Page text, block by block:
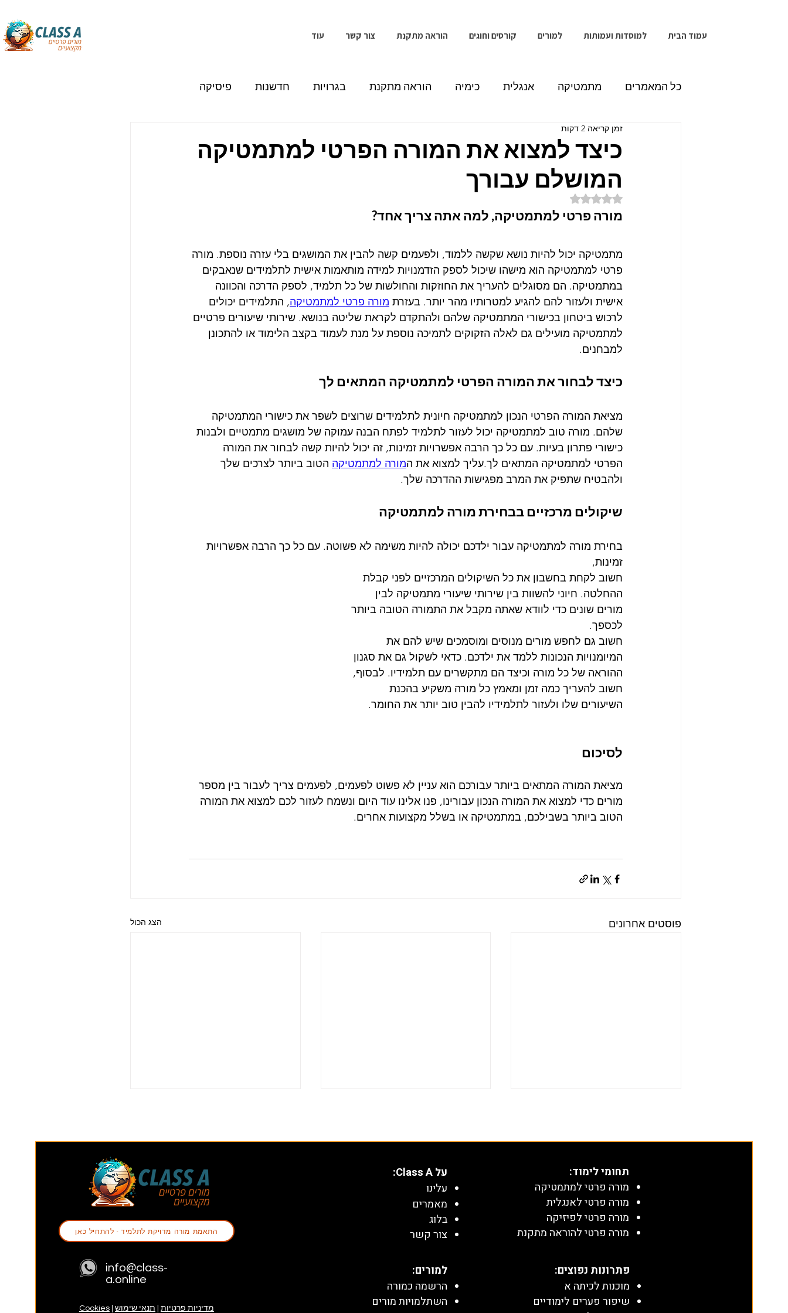
עמוד הבית למוסדות ועמותות למורים קורסים וחוגים הוראה מתקנת צור קשר עוד
כל המאמרים מתמטיקה אנגלית כימיה הוראה מתקנת בגרויות חדשנות פיסיקה
מחשבים
כיצד למצוא את המורה הפרטי למתמטיקה
המושלם עבורך
זמן קריאה 2 דקות
דירוג של NaN מתוך 5 כוכבים
מורה פרטי למתמטיקה, למה אתה צריך אחד?
מתמטיקה יכול להיות נושא שקשה ללמוד, ולפעמים קשה להבין את המושגים בלי עזרה נוספת. מורה
פרטי למתמטיקה הוא מישהו שיכול לספק הזדמנויות למידה מותאמות אישית לתלמידים שנאבקים
במתמטיקה. הם מסוגלים להעריך את החוזקות והחולשות של כל תלמיד, לספק הדרכה והכוונה
אישית ולעזור להם להגיע למטרותיו מהר יותר. בעזרת מורה פרטי למתמטיקה, התלמידים יכולים
לרכוש ביטחון בכישורי המתמטיקה שלהם ולהתקדם לקראת שליטה בנושא. שירותי שיעורים פרטיים
למתמטיקה מועילים גם לאלה הזקוקים לתמיכה נוספת על מנת לעמוד בקצב הלימוד או להתכונן
למבחנים.
כיצד לבחור את המורה הפרטי למתמטיקה המתאים לך
מציאת המורה הפרטי הנכון למתמטיקה חיונית לתלמידים שרוצים לשפר את כישורי המתמטיקה
שלהם. מורה טוב למתמטיקה יכול לעזור לתלמיד לפתח הבנה עמוקה של מושגים מתמטיים ולבנות
כישורי פתרון בעיות. עם כל כך הרבה אפשרויות זמינות, זה יכול להיות קשה לבחור את המורה
הפרטי למתמטיקה המתאים לך.עליך למצוא את המורה למתמטיקה הטוב ביותר לצרכים שלך
ולהבטיח שתפיק את המרב מפגישות ההדרכה שלך.
שיקולים מרכזיים בבחירת מורה למתמטיקה
בחירת מורה למתמטיקה עבור ילדכם יכולה להיות משימה לא פשוטה. עם כל כך הרבה אפשרויות
זמינות,
חשוב לקחת בחשבון את כל השיקולים המרכזיים לפני קבלת
ההחלטה. חיוני להשוות בין שירותי שיעורי מתמטיקה לבין
מורים שונים כדי לוודא שאתה מקבל את התמורה הטובה ביותר
לכספך.
חשוב גם לחפש מורים מנוסים ומוסמכים שיש להם את
המיומנויות הנכונות ללמד את ילדכם. כדאי לשקול גם את סגנון
ההוראה של כל מורה וכיצד הם מתקשרים עם תלמידיו. לבסוף,
חשוב להעריך כמה זמן ומאמץ כל מורה משקיע בהכנת
השיעורים שלו ולעזור לתלמידיו להבין טוב יותר את החומר.
לסיכום
מציאת המורה המתאים ביותר עבורכם הוא עניין לא פשוט לפעמים, לפעמים צריך לעבור בין מספר
מורים כדי למצוא את המורה הנכון עבורינו, פנו אלינו עוד היום ונשמח לעזור לכם למצוא את המורה
הטוב ביותר בשבילכם, במתמטיקה או בשלל מקצועות אחרים.
פוסטים אחרונים הצג הכול
משפט חוצה זווית
משפט פיתגורס: איך לזהות מתי
אפשר להשתמש בו
סכום סדרה הנדסית: איך מזהים
סדרה ואיזו נוסחה בוחרים
info@class-
a.online
מדיניות פרטיות תנאי שימוש |
Cookies
התאמת מורה מדויקת לתלמיד - להתחיל כאן
תחומי לימוד:
מורה פרטי למתמטיקה
מורה פרטי לאנגלית
מורה פרטי לפיזיקה
מורה פרטי להוראה מתקנת
​פתרונות נפוצים:
מוכנות לכיתה א
שיפור פערים לימודיים
על Class A:
עלינו
מאמרים
בלוג
צור קשר
למורים:
הרשמה כמורה
השתלמויות מורים